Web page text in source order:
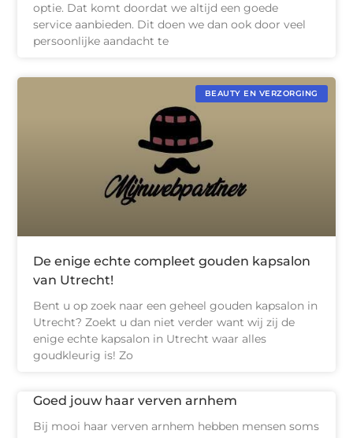
optie. Dat komt doordat we altijd een goede
service aanbieden. Dit doen we dan ook door veel
persoonlijke aandacht te
BEAUTY EN VERZORGING
De enige echte compleet gouden kapsalon
van Utrecht!
Bent u op zoek naar een geheel gouden kapsalon in
Utrecht? Zoekt u dan niet verder want wij zij de
enige echte kapsalon in Utrecht waar alles
goudkleurig is! Zo
Goed jouw haar verven arnhem
Bij mooi haar verven arnhem hebben mensen soms